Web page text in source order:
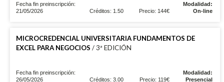
Fecha fin preinscripción:
21/05/2026
Créditos: 1.50 Precio: 144€
Modalidad:
On-line
MICROCREDENCIAL UNIVERSITARIA FUNDAMENTOS DE
EXCEL PARA NEGOCIOS / 3ª EDICIÓN
Fecha fin preinscripción:
26/05/2026
Créditos: 3.00 Precio: 119€
Modalidad:
Presencial